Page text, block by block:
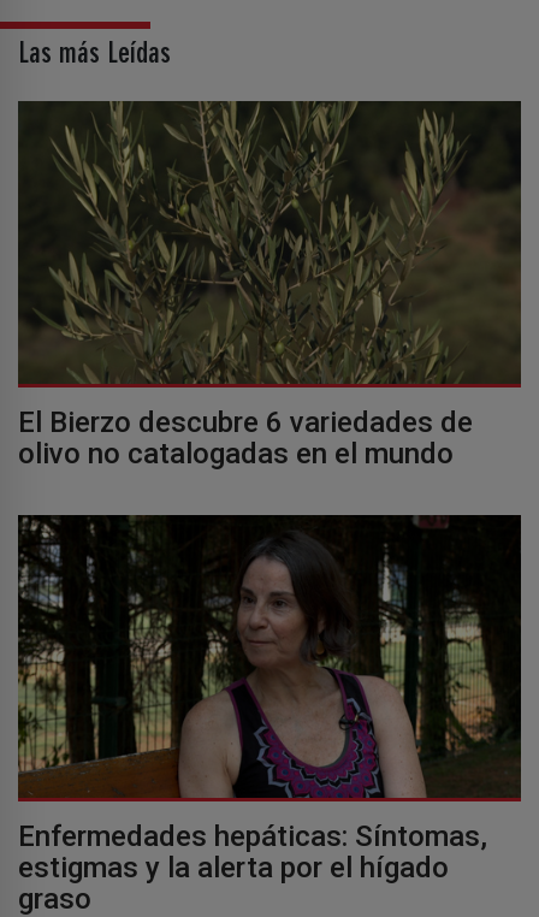
Las más Leídas
El Bierzo descubre 6 variedades de
olivo no catalogadas en el mundo
Enfermedades hepáticas: Síntomas,
estigmas y la alerta por el hígado
graso